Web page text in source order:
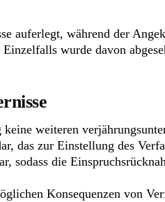
auferlegt, während der
wurde davon
weiteren
das zur Einstellung des
sodass die
Konsequenzen von